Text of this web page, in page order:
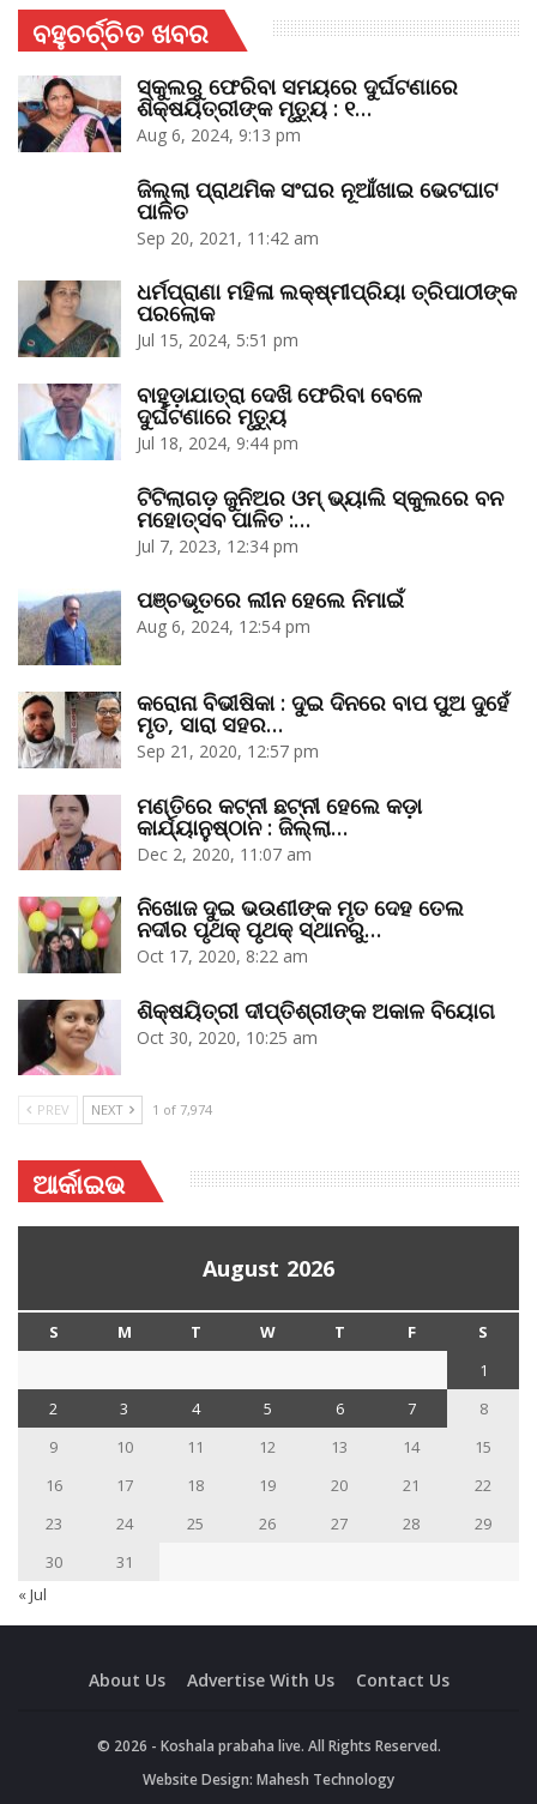
ବହୁଚର୍ଚ୍ଚିତ ଖବର
ସ୍କୁଲରୁ ଫେରିବା ସମୟରେ ଦୁର୍ଘଟଣାରେ
ଶିକ୍ଷୟିତ୍ରୀଙ୍କ ମୃତ୍ୟୁ : ୧…
Aug 6, 2024, 9:13 pm
ଜିଲ୍ଲା ପ୍ରାଥମିକ ସଂଘର ନୂଆଁଖାଇ ଭେଟଘାଟ
ପାଳିତ
Sep 20, 2021, 11:42 am
ଧର୍ମପ୍ରାଣା ମହିଳା ଲକ୍ଷ୍ମୀପ୍ରିୟା ତ୍ରିପାଠୀଙ୍କ
ପରଲୋକ
Jul 15, 2024, 5:51 pm
ବାହୁଡ଼ାଯାତ୍ରା ଦେଖି ଫେରିବା ବେଳେ
ଦୁର୍ଘଟଣାରେ ମୃତ୍ୟୁ
Jul 18, 2024, 9:44 pm
ଟିଟିଲାଗଡ଼ ଜୁନିଅର ଓମ୍‌ ଭ୍ୟାଲି ସ୍କୁଲରେ ବନ
ମହୋତ୍ସବ ପାଳିତ :…
Jul 7, 2023, 12:34 pm
ପଞ୍ଚଭୂତରେ ଲୀନ ହେଲେ ନିମାଇଁ
Aug 6, 2024, 12:54 pm
କରୋନା ବିଭୀଷିକା : ଦୁଇ ଦିନରେ ବାପ ପୁଅ ଦୁହେଁ
ମୃତ, ସାରା ସହର…
Sep 21, 2020, 12:57 pm
ମଣ୍ତିରେ କଟ୍‌ନୀ ଛଟ୍‌ନୀ ହେଲେ କଡ଼ା
କାର୍ଯ୍ୟାନୁଷ୍ଠାନ : ଜିଲ୍ଲା…
Dec 2, 2020, 11:07 am
ନିଖୋଜ ଦୁଇ ଭଉଣୀଙ୍କ ମୃତ ଦେହ ତେଲ
ନଦୀର ପୃଥକ୍‌ ପୃଥକ୍‌ ସ୍ଥାନରୁ…
Oct 17, 2020, 8:22 am
ଶିକ୍ଷୟିତ୍ରୀ ଦୀପ୍ତିଶ୍ରୀଙ୍କ ଅକାଳ ବିୟୋଗ
Oct 30, 2020, 10:25 am
PREV NEXT 1 of 7,974
ଆର୍କାଇଭ
August 2026
S M T W T F
S
1
2
3 4 5 6 7
8
9
10 11 12 13 14
15
16
17 18 19 20 21
22
23
24 25 26 27 28
29
30
31
« Jul
About Us Advertise With Us Contact Us
© 2026 - Koshala prabaha live. All Rights Reserved.
Website Design: Mahesh Technology